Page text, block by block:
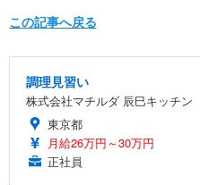
この記事へ戻る
調理見習い
株式会社マチルダ 辰巳キッチン
東京都
月給26万円～30万円
正社員